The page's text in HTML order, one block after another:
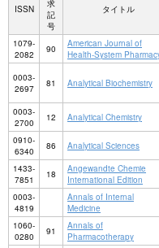
ISSN
求
記
号
タイトル
1079-
2082
90
American Journal of
Health-System
0003-
2697
81 Analytical Biochemistry
0003-
2700
12 Analytical Chemistry
0910-
6340
86 Analytical Sciences
1433-
7851
18
Angewandte Chemie
International Edition
0003-
4819
Annals of Internal
Medicine
1060-
0280
91
Annals of
Pharmacotherapy